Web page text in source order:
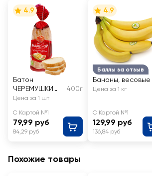
4.9
Батон
ЧЕРЕМУШКИ
Нарезной
400г
Цена за 1 шт
С Картой №1
79,99 руб
84,29 руб
Баллы за отзыв
4.9
Бананы, весовые
Цена за 1 кг
С Картой №1
129,99 руб
136,84 руб
Похожие товары